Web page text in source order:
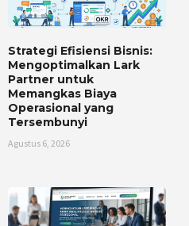
Strategi Efisiensi Bisnis:
Mengoptimalkan Lark
Partner untuk
Memangkas Biaya
Operasional yang
Tersembunyi
Agustus 6, 2026